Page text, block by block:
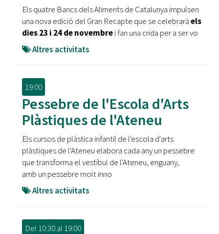
Els quatre Bancs dels Aliments de Catalunya impulsen
una nova edició del Gran Recapte que se celebraràels
dies 23 i 24 de novembrei fan una crida per a ser vo
Altres activitats
19:00
Pessebre de l'Escola d'Arts
Plàstiques de l'Ateneu
Els cursos de plàstica infantil de l'escola d'arts
plàstiques de l'Ateneu elabora cada any un pessebre
que transforma el vestíbul de l'Ateneu, enguany,
amb un pessebre molt inno
Altres activitats
Del 10:30al 19:00